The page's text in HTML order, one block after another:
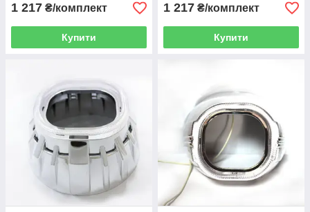
1 217 ₴/комплект
Купити
1 217 ₴/комплект
Купити